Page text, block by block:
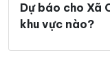
Xã Tuyên Bình
Dự báo cho Xã
khu vực nào?